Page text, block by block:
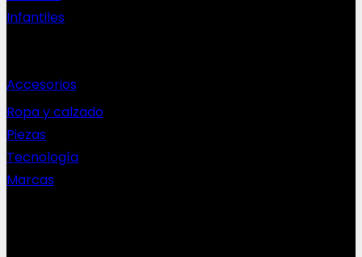
Infantiles
Accesorios
Ropa y calzado
Piezas
Tecnología
Marcas